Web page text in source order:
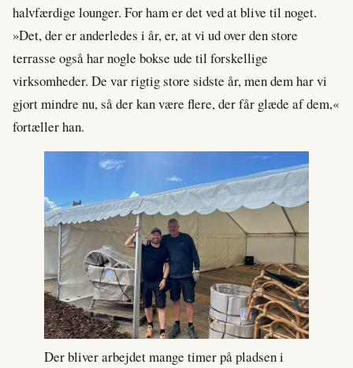
halvfærdige lounger. For ham er det ved at blive til noget.
»Det, der er anderledes i år, er, at vi ud over den store
terrasse også har nogle bokse ude til forskellige
virksomheder. De var rigtig store sidste år, men dem har vi
gjort mindre nu, så der kan være flere, der får glæde af dem,«
fortæller han.
Der bliver arbejdet mange timer på pladsen i